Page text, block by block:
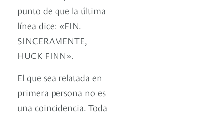
punto de que la última
línea dice: «FIN.
SINCERAMENTE,
HUCK FINN».
El que sea relatada en
primera persona no es
una coincidencia. Toda